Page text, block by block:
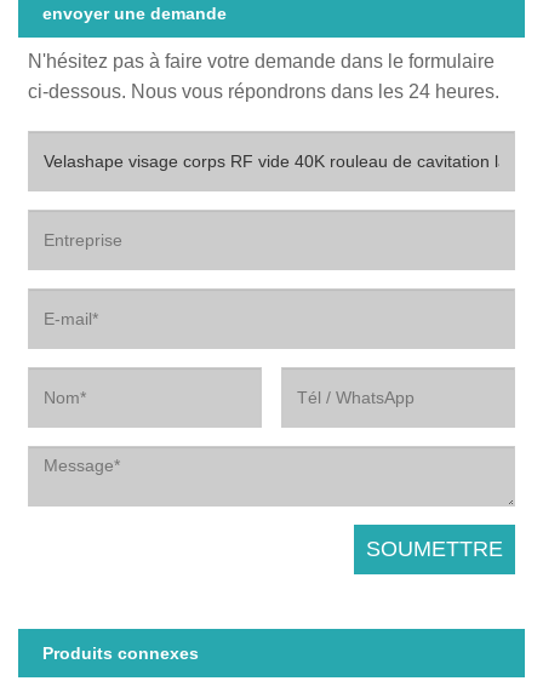
envoyer une demande
N'hésitez pas à faire votre demande dans le formulaire
ci-dessous. Nous vous répondrons dans les 24 heures.
Produits connexes